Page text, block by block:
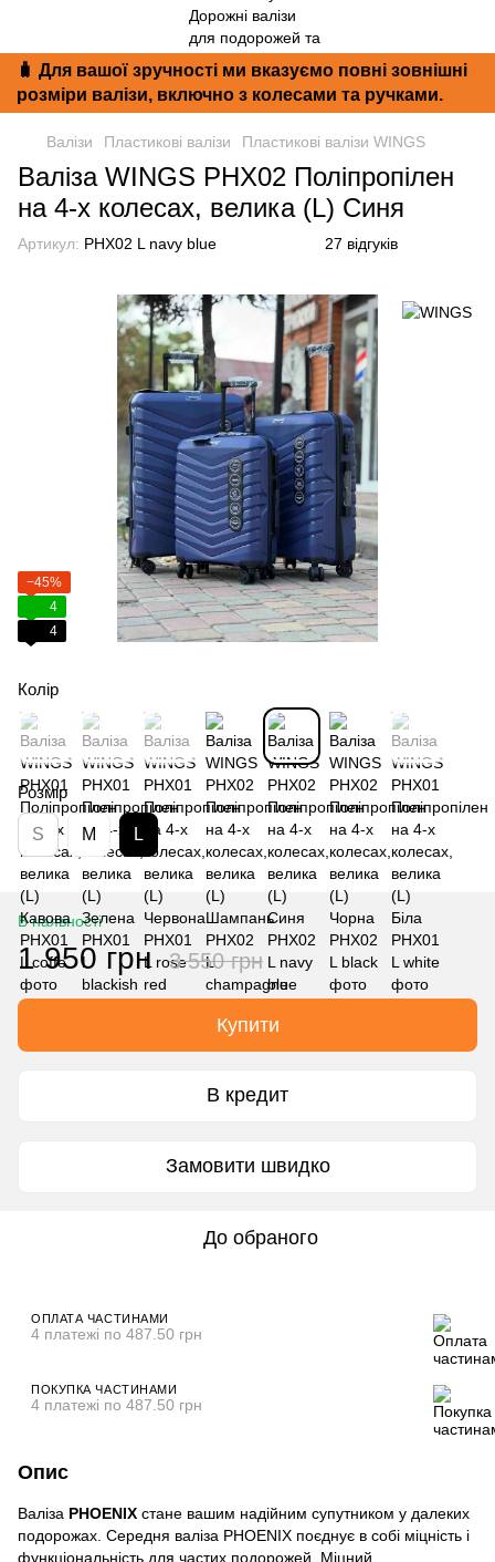
🧳 Для вашої зручності ми вказуємо повні зовнішні
розміри валізи, включно з колесами та ручками.
Валізи Пластикові валізи Пластикові валізи WINGS
Валіза WINGS PHX02 Поліпропілен
на 4-х колесах, велика (L) Синя
Артикул: PHX02 L navy blue 27 відгуків
−45%
4
4
Колір
Розмір
S M L
В наявності
1 950 грн 3 550 грн
Купити
В кредит
Замовити швидко
До обраного
ОПЛАТА ЧАСТИНАМИ
4 платежі по 487.50 грн
ПОКУПКА ЧАСТИНАМИ
4 платежі по 487.50 грн
Опис
Валіза PHOENIX стане вашим надійним супутником у далеких
подорожах. Середня валіза PHOENIX поєднує в собі міцність і
функціональність для частих подорожей. Міцний